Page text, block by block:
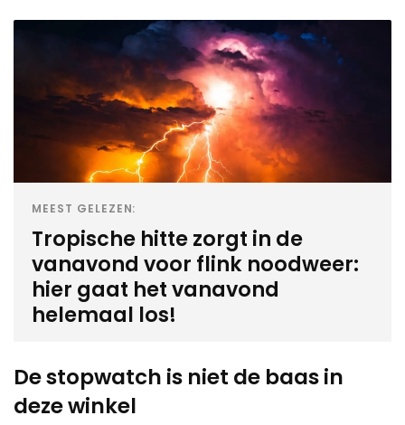
MEEST GELEZEN:
Tropische hitte zorgt in de
vanavond voor flink noodweer:
hier gaat het vanavond
helemaal los!
De stopwatch is niet de baas in
deze winkel